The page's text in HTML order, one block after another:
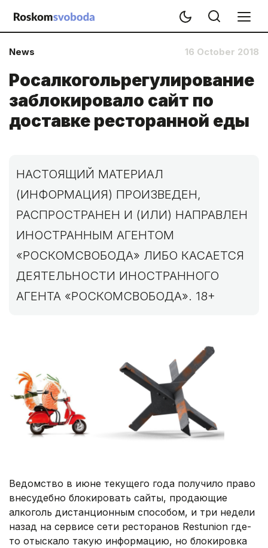
News 16 October 2018
Росалкогольрегулирование
заблокировало сайт по
доставке ресторанной еды
НАСТОЯЩИЙ МАТЕРИАЛ
(ИНФОРМАЦИЯ) ПРОИЗВЕДЕН,
РАСПРОСТРАНЕН И (ИЛИ) НАПРАВЛЕН
ИНОСТРАННЫМ АГЕНТОМ
«РОСКОМСВОБОДА» ЛИБО КАСАЕТСЯ
ДЕЯТЕЛЬНОСТИ ИНОСТРАННОГО
АГЕНТА «РОСКОМСВОБОДА». 18+
Ведомство в июне текущего года получило право
внесудебно блокировать сайты, продающие
алкоголь дистанционным способом, и три недели
назад на сервисе сети ресторанов Restunion где-
то отыскало такую информацию, но блокировка